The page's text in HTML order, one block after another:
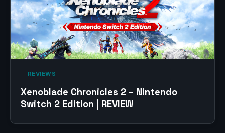
‎ REVIEWS‎
Xenoblade Chronicles 2 – Nintendo
Switch 2 Edition | REVIEW